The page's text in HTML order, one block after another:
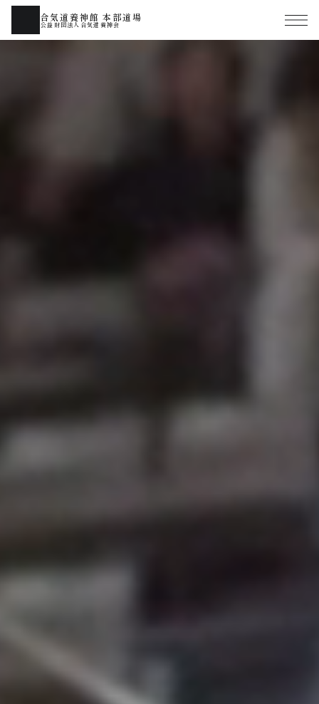
合気道養神館 本部道場
公益財団法人合気道養神会